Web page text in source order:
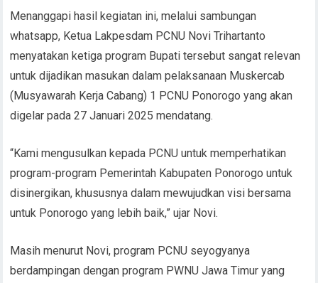
Menanggapi hasil kegiatan ini, melalui sambungan
whatsapp, Ketua Lakpesdam PCNU Novi Trihartanto
menyatakan ketiga program Bupati tersebut sangat relevan
untuk dijadikan masukan dalam pelaksanaan Muskercab
(Musyawarah Kerja Cabang) 1 PCNU Ponorogo yang akan
digelar pada 27 Januari 2025 mendatang.
“Kami mengusulkan kepada PCNU untuk memperhatikan
program-program Pemerintah Kabupaten Ponorogo untuk
disinergikan, khususnya dalam mewujudkan visi bersama
untuk Ponorogo yang lebih baik,” ujar Novi.
Masih menurut Novi, program PCNU seyogyanya
berdampingan dengan program PWNU Jawa Timur yang